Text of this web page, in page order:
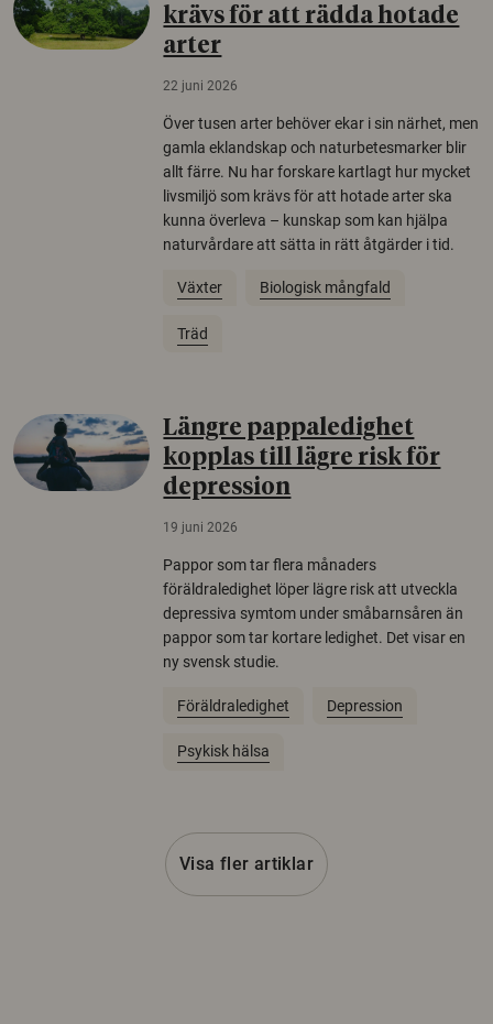
krävs för att rädda hotade
arter
22 juni 2026
Över tusen arter behöver ekar i sin närhet, men
gamla eklandskap och naturbetesmarker blir
allt färre. Nu har forskare kartlagt hur mycket
livsmiljö som krävs för att hotade arter ska
kunna överleva – kunskap som kan hjälpa
naturvårdare att sätta in rätt åtgärder i tid.
Växter Biologisk mångfald
Träd
Längre pappaledighet
kopplas till lägre risk för
depression
19 juni 2026
Pappor som tar flera månaders
föräldraledighet löper lägre risk att utveckla
depressiva symtom under småbarnsåren än
pappor som tar kortare ledighet. Det visar en
ny svensk studie.
Föräldraledighet Depression
Psykisk hälsa
Visa fler artiklar